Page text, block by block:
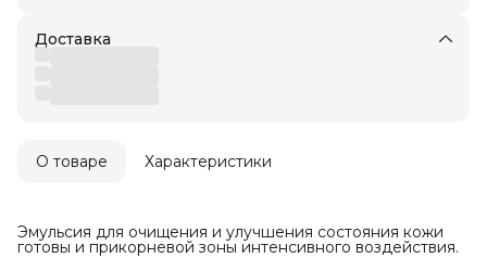
Доставка
О товаре Характеристики
Эмульсия для очищения и улучшения состояния кожи
готовы и прикорневой зоны интенсивного воздействия.